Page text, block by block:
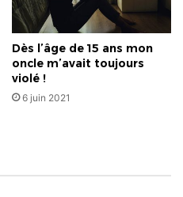
Dès l’âge de 15 ans mon
oncle m’avait toujours
violé !
6 juin 2021